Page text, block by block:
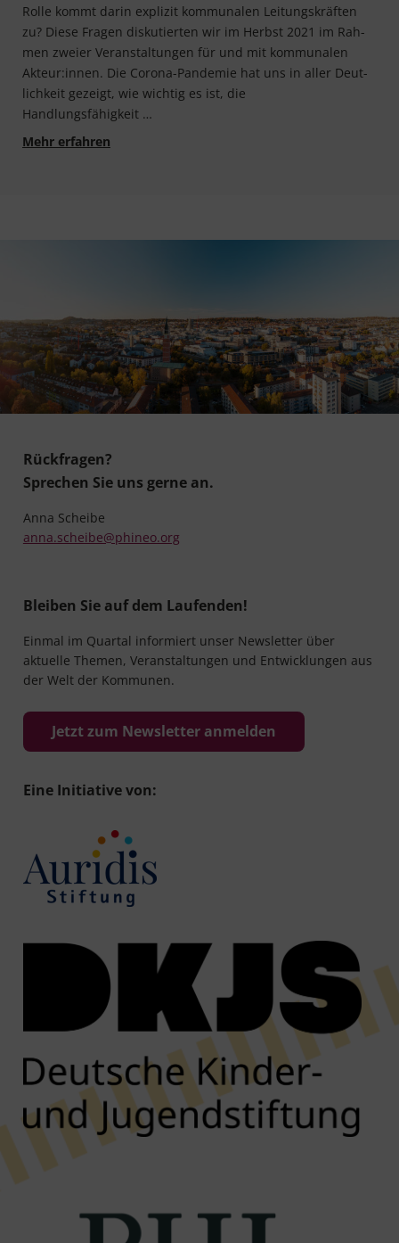
Rol­le kommt dar­in expli­zit kom­mu­na­len Lei­tungs­kräf­ten
zu? Die­se Fra­gen dis­ku­tier­ten wir im Herbst 2021 im Rah­
men zwei­er Ver­an­stal­tun­gen für und mit kom­mu­na­len
Akteur:innen. Die Coro­­na-Pan­­de­­mie hat uns in aller Deut­
lich­keit gezeigt, wie wich­tig es ist, die
Handlungsfähigkeit …
Mehr erfahrenIntegrierte Planung und kommunale
Rückfragen?
Sprechen Sie uns gerne an.
Anna Scheibe
anna.scheibe@phineo.org
Bleiben Sie auf dem Laufenden!
Einmal im Quartal informiert unser Newsletter über
aktuelle Themen, Veranstaltungen und Entwicklungen aus
der Welt der Kommunen.
Jetzt zum Newsletter anmelden
Eine Initiative von: